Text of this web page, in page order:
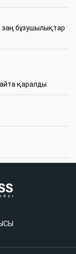
заң бұзушылықтар
қаралды